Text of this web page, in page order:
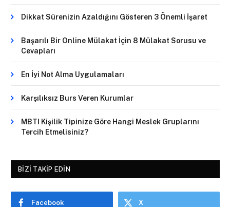
Dikkat Sürenizin Azaldığını Gösteren 3 Önemli İşaret
Başarılı Bir Online Mülakat İçin 8 Mülakat Sorusu ve
Cevapları
En İyi Not Alma Uygulamaları
Karşılıksız Burs Veren Kurumlar
MBTI Kişilik Tipinize Göre Hangi Meslek Gruplarını
Tercih Etmelisiniz?
BIZI TAKIP EDIN
Facebook X